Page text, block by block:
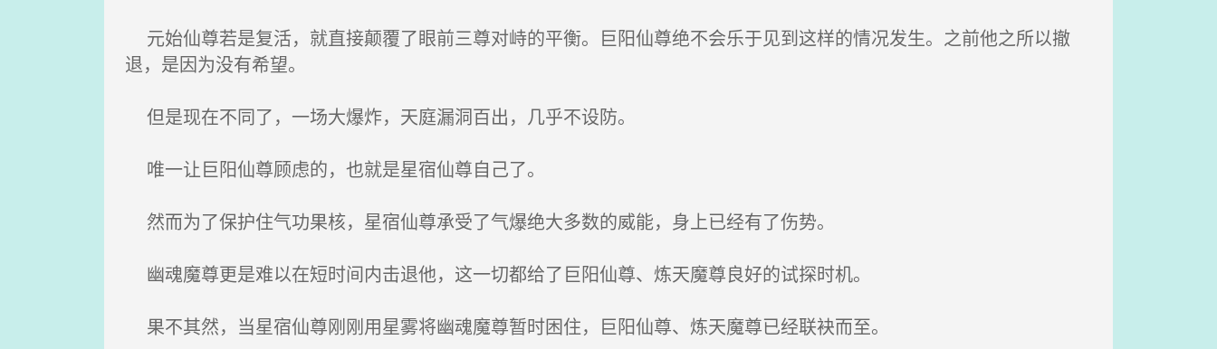
元始仙尊若是复活，就直接颠覆了眼前三尊对峙的平衡。巨阳仙尊绝不会乐于见到这样的情况发生。之前他之所以撤
退，是因为没有希望。
但是现在不同了，一场大爆炸，天庭漏洞百出，几乎不设防。
唯一让巨阳仙尊顾虑的，也就是星宿仙尊自己了。
然而为了保护住气功果核，星宿仙尊承受了气爆绝大多数的威能，身上已经有了伤势。
幽魂魔尊更是难以在短时间内击退他，这一切都给了巨阳仙尊、炼天魔尊良好的试探时机。
果不其然，当星宿仙尊刚刚用星雾将幽魂魔尊暂时困住，巨阳仙尊、炼天魔尊已经联袂而至。